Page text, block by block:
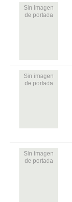
Sin imagen
de portada
Sin imagen
de portada
Sin imagen
de portada